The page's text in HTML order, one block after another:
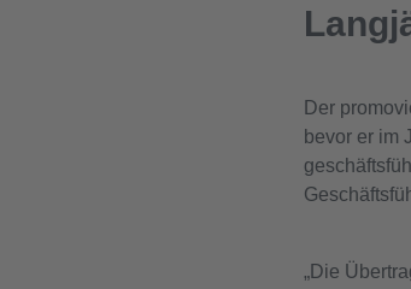
Der
bevor er im
„Die